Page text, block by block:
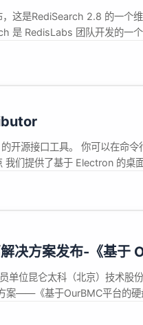
这是RediSearch 2.8 的一个
是 RedisLabs 团队开发的一
上。 Bug 修复： #4614-
开源接口工具。 你可以在命
提供了基于 Electron 的桌面
决方案发布-《基于
单位昆仑太科（北京）技术股
案——《基于OurBMC平台的硬
方案，极大推动了社区产业化